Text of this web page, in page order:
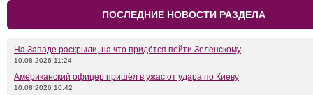
ПОСЛЕДНИЕ НОВОСТИ РАЗДЕЛА
На Западе раскрыли, на что придётся пойти Зеленскому
10.08.2026 11:24
Американский офицер пришёл в ужас от удара по Киеву
10.08.2026 10:42